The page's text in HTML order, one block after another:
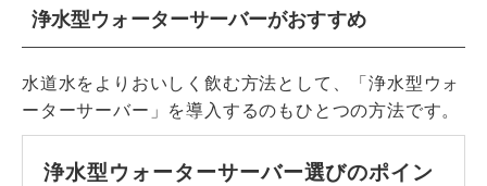
浄水型ウォーターサーバーがおすすめ
水道水をよりおいしく飲む方法として、「浄水型ウォ
ーターサーバー」を導入するのもひとつの方法です。
浄水型ウォーターサーバー選びのポイン